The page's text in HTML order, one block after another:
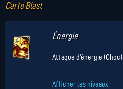
Carte Blast
Énergie
Attaque d'énergie (Choc)
Afficher les niveaux